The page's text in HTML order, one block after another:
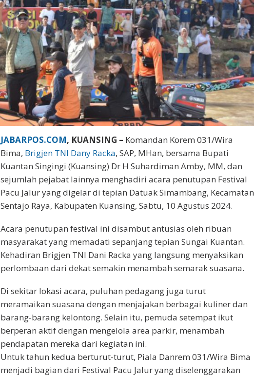
JABARPOS.COM, KUANSING – Komandan Korem 031/Wira
Bima, Brigjen TNI Dany Racka, SAP, MHan, bersama Bupati
Kuantan Singingi (Kuansing) Dr H Suhardiman Amby, MM, dan
sejumlah pejabat lainnya menghadiri acara penutupan Festival
Pacu Jalur yang digelar di tepian Datuak Simambang, Kecamatan
Sentajo Raya, Kabupaten Kuansing, Sabtu, 10 Agustus 2024.
Acara penutupan festival ini disambut antusias oleh ribuan
masyarakat yang memadati sepanjang tepian Sungai Kuantan.
Kehadiran Brigjen TNI Dani Racka yang langsung menyaksikan
perlombaan dari dekat semakin menambah semarak suasana.
Di sekitar lokasi acara, puluhan pedagang juga turut
meramaikan suasana dengan menjajakan berbagai kuliner dan
barang-barang kelontong. Selain itu, pemuda setempat ikut
berperan aktif dengan mengelola area parkir, menambah
pendapatan mereka dari kegiatan ini.
Untuk tahun kedua berturut-turut, Piala Danrem 031/Wira Bima
menjadi bagian dari Festival Pacu Jalur yang diselenggarakan